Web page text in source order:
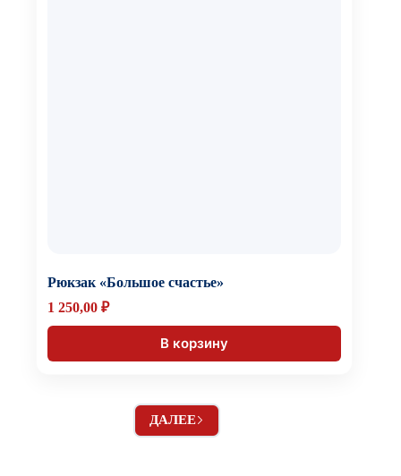
Рюкзак «Большое счастье»
1 250,00 ₽
В корзину
ДАЛЕЕ